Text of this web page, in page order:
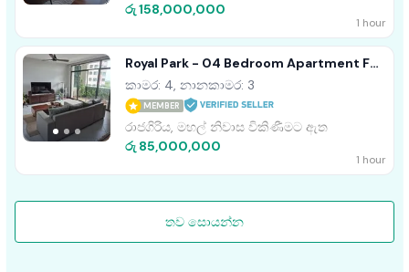
රු 158,000,000
1 hour
Royal Park - 04 Bedroom Apartment For
Sale In Rajagiriya (A4321)
කාමර: 4, නානකාමර: 3
MEMBER
රාජගිරිය, මහල් නිවාස විකිණීමට ඇත
රු 85,000,000
1 hour
තව සොයන්න